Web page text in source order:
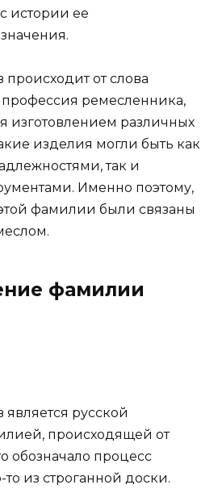
истории ее
от слова
профессия ремесленника,
изготовлением различных
изделия могли быть как
так и
Именно поэтому,
фамилии были связаны
фамилии
русской
происходящей от
обозначало процесс
то из строганной доски.